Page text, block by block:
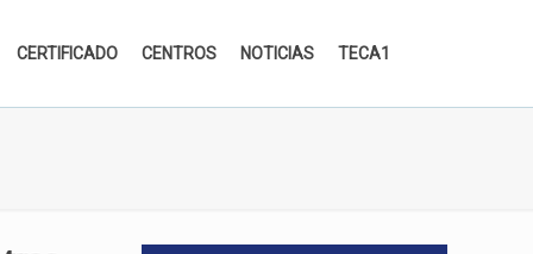
CERTIFICADO CENTROS NOTICIAS TECA1